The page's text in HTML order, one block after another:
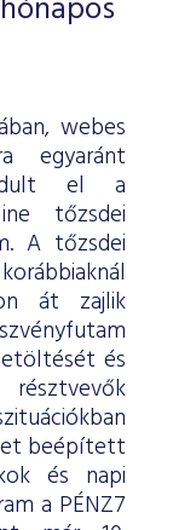
webes
egyaránt
el a
tőzsdei
A tőzsdei
át zajlik
és
beépített
és napi
a PÉNZ7